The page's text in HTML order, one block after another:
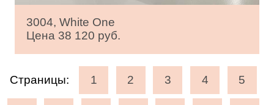
3004, White One
Цена 38 120 руб.
Страницы: 1 2 3 4 5